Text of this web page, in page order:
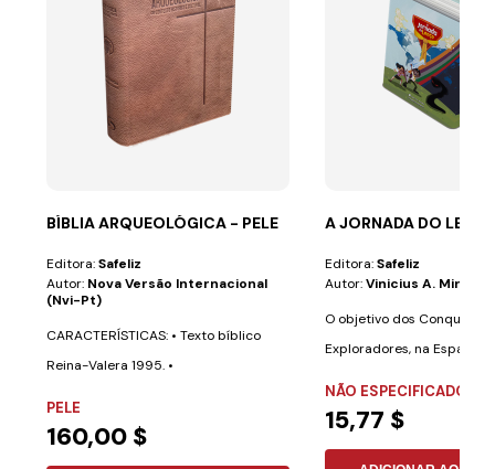
BÍBLIA ARQUEOLÓGICA - PELE
Editora:Safeliz
Autor: Nova Versão Internacional
(nvi-Pt)
CARACTERÍSTICAS: • Texto bíblico
Reina-Valera 1995. •
PELE
160,00 $
A JORNADA DO
Editora:Safeliz
Autor:Vinicius A. Miranda
O objetivo dos
Exploradores, na Espanha)
NÃO ESPECIFICADO
15,77 $